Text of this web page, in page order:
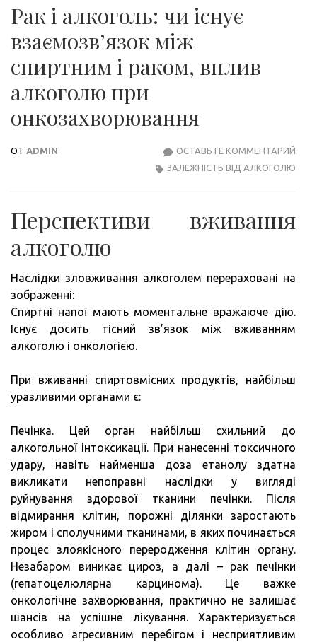
Рак і алкоголь: чи існує
взаємозв’язок між
спиртним і раком, вплив
алкоголю при
онкозахворювання
ОТ ADMIN ОСТАВЬТЕ КОММЕНТАРИЙ
ЗАЛЕЖНІСТЬ ВІД АЛКОГОЛЮ
Перспективи вживання
алкоголю
Наслідки зловживання алкоголем перераховані на
зображенні:
Спиртні напої мають моментальне вражаюче дію.
Існує досить тісний зв’язок між вживанням
алкоголю і онкологією.
При вживанні спиртовмісних продуктів, найбільш
уразливими органами є:
Печінка. Цей орган найбільш схильний до
алкогольної інтоксикації. При нанесенні токсичного
удару, навіть найменша доза етанолу здатна
викликати непоправні наслідки у вигляді
руйнування здорової тканини печінки. Після
відмирання клітин, порожні ділянки заростають
жиром і сполучними тканинами, в яких починається
процес злоякісного переродження клітин органу.
Незабаром виникає цироз, а далі – рак печінки
(гепатоцелюлярна карцинома). Це важке
онкологічне захворювання, практично не залишає
шансів на успішне лікування. Характеризується
особливо агресивним перебігом і несприятливим